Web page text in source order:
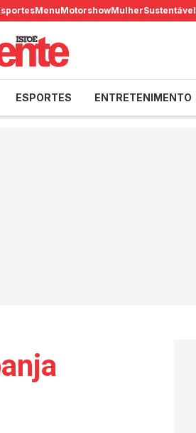
MenuMotorshowMulherSustentável
ESPORTES ENTRETENIMENTO